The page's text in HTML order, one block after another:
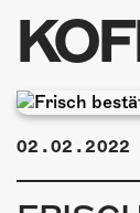
02.02.2022